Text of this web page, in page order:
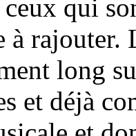
ceux qui
à rajouter.
long
et déjà